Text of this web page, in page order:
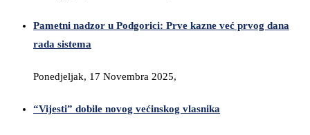
Pametni nadzor u Podgorici: Prve kazne već prvog dana
rada sistema
Ponedjeljak, 17 Novembra 2025,
“Vijesti” dobile novog većinskog vlasnika